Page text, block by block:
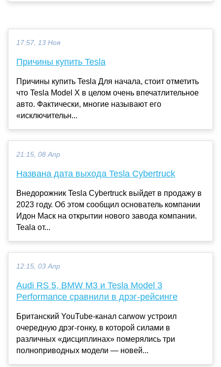
17:57, 13 Ноя
Причины купить Tesla
Причины купить Tesla Для начала, стоит отметить
что Tesla Model X в целом очень впечатлительное
авто. Фактически, многие называют его
«исключительн...
21:15, 08 Апр
Названа дата выхода Tesla Cybertruck
Внедорожник Tesla Cybertruck выйдет в продажу в
2023 году. Об этом сообщил основатель компании
Идон Маск на открытии нового завода компании.
Teala от...
12:15, 03 Апр
Audi RS 5, BMW M3 и Tesla Model 3
Performance сравнили в дрэг-рейсинге
Британский YouTube-канал carwow устроил
очередную дрэг-гонку, в которой силами в
различных «дисциплинах» померялись три
полноприводных модели — новей...